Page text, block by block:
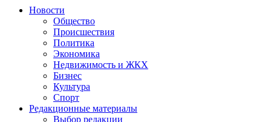
Новости
Общество
Происшествия
Политика
Экономика
Недвижимость и ЖКХ
Бизнес
Культура
Спорт
Редакционные материалы
Выбор редакции